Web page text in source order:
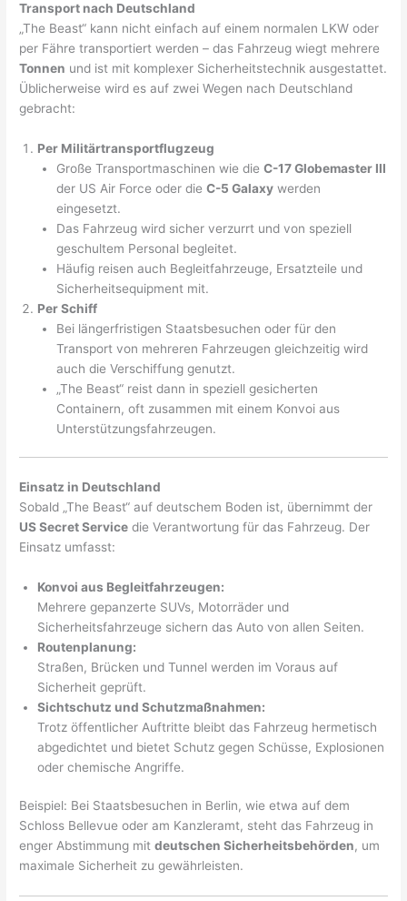
Transport nach Deutschland
„The Beast“ kann nicht einfach auf einem normalen LKW oder
per Fähre transportiert werden – das Fahrzeug wiegt mehrere
Tonnen und ist mit komplexer Sicherheitstechnik ausgestattet.
Üblicherweise wird es auf zwei Wegen nach Deutschland
gebracht:
Per Militärtransportflugzeug
Große Transportmaschinen wie die C-17 Globemaster III
der US Air Force oder die C-5 Galaxywerden
eingesetzt.
Das Fahrzeug wird sicher verzurrt und von speziell
geschultem Personal begleitet.
Häufig reisen auch Begleitfahrzeuge, Ersatzteile und
Sicherheitsequipment mit.
Per Schiff
Bei längerfristigen Staatsbesuchen oder für den
Transport von mehreren Fahrzeugen gleichzeitig wird
auch die Verschiffung genutzt.
„The Beast“ reist dann in speziell gesicherten
Containern, oft zusammen mit einem Konvoi aus
Unterstützungsfahrzeugen.
Einsatz in Deutschland
Sobald „The Beast“ auf deutschem Boden ist, übernimmt der
US Secret Service die Verantwortung für das Fahrzeug. Der
Einsatz umfasst:
Konvoi aus Begleitfahrzeugen:
Mehrere gepanzerte SUVs, Motorräder und
Sicherheitsfahrzeuge sichern das Auto von allen Seiten.
Routenplanung:
Straßen, Brücken und Tunnel werden im Voraus auf
Sicherheit geprüft.
Sichtschutz und Schutzmaßnahmen:
Trotz öffentlicher Auftritte bleibt das Fahrzeug hermetisch
abgedichtet und bietet Schutz gegen Schüsse, Explosionen
oder chemische Angriffe.
Beispiel: Bei Staatsbesuchen in Berlin, wie etwa auf dem
Schloss Bellevue oder am Kanzleramt, steht das Fahrzeug in
enger Abstimmung mitdeutschen Sicherheitsbehörden, um
maximale Sicherheit zu gewährleisten.